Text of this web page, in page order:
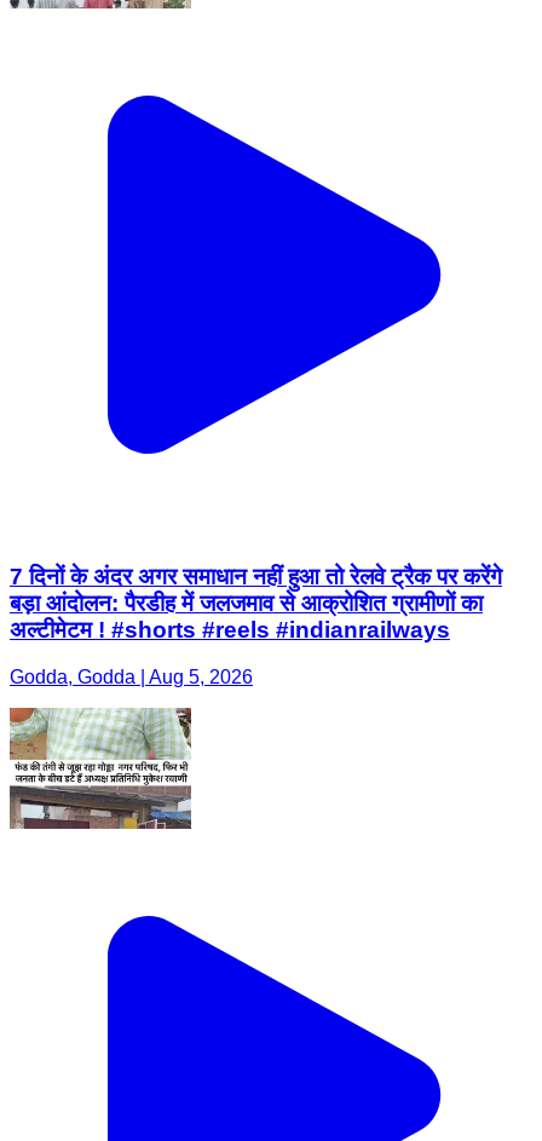
7 दिनों के अंदर अगर समाधान नहीं हुआ तो रेलवे ट्रैक पर करेंगे
बड़ा आंदोलन: पैरडीह में जलजमाव से आक्रोशित ग्रामीणों का
अल्टीमेटम ! #shorts #reels #indianrailways
Godda, Godda | Aug 5, 2026